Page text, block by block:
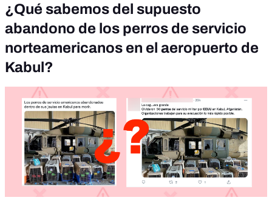
¿Qué sabemos del supuesto
abandono de los perros de servicio
norteamericanos en el aeropuerto de
Kabul?